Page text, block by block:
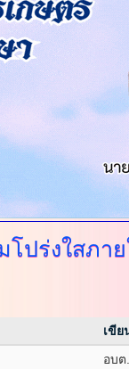
ปร่งใสภา
เขีย
อบต